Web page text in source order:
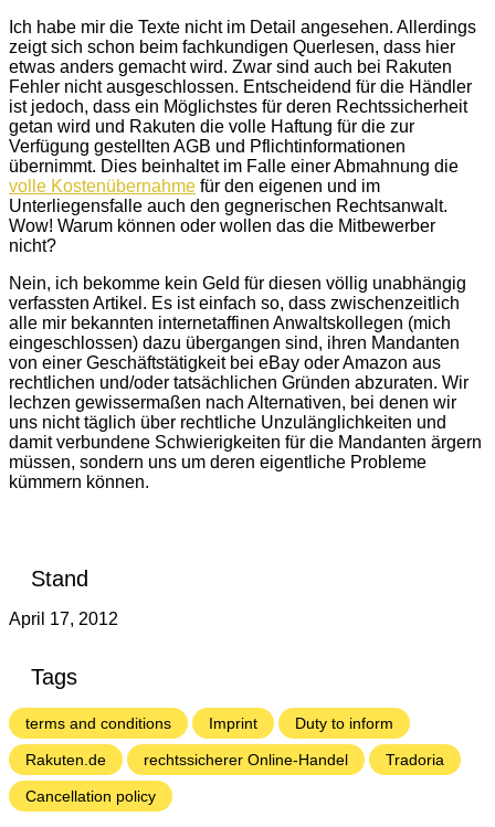
Ich habe mir die Texte nicht im Detail angesehen. Allerdings
zeigt sich schon beim fachkundigen Querlesen, dass hier
etwas anders gemacht wird. Zwar sind auch bei Rakuten
Fehler nicht ausgeschlossen. Entscheidend für die Händler
ist jedoch, dass ein Möglichstes für deren Rechtssicherheit
getan wird und Rakuten die volle Haftung für die zur
Verfügung gestellten AGB und Pflichtinformationen
übernimmt. Dies beinhaltet im Falle einer Abmahnung die
volle Kostenübernahme für den eigenen und im
Unterliegensfalle auch den gegnerischen Rechtsanwalt.
Wow! Warum können oder wollen das die Mitbewerber
nicht?
Nein, ich bekomme kein Geld für diesen völlig unabhängig
verfassten Artikel. Es ist einfach so, dass zwischenzeitlich
alle mir bekannten internetaffinen Anwaltskollegen (mich
eingeschlossen) dazu übergangen sind, ihren Mandanten
von einer Geschäftstätigkeit bei eBay oder Amazon aus
rechtlichen und/oder tatsächlichen Gründen abzuraten. Wir
lechzen gewissermaßen nach Alternativen, bei denen wir
uns nicht täglich über rechtliche Unzulänglichkeiten und
damit verbundene Schwierigkeiten für die Mandanten ärgern
müssen, sondern uns um deren eigentliche Probleme
kümmern können.
Stand
April 17, 2012
Tags
terms and conditions Imprint Duty to inform
Rakuten.de rechtssicherer Online-Handel Tradoria
Cancellation policy